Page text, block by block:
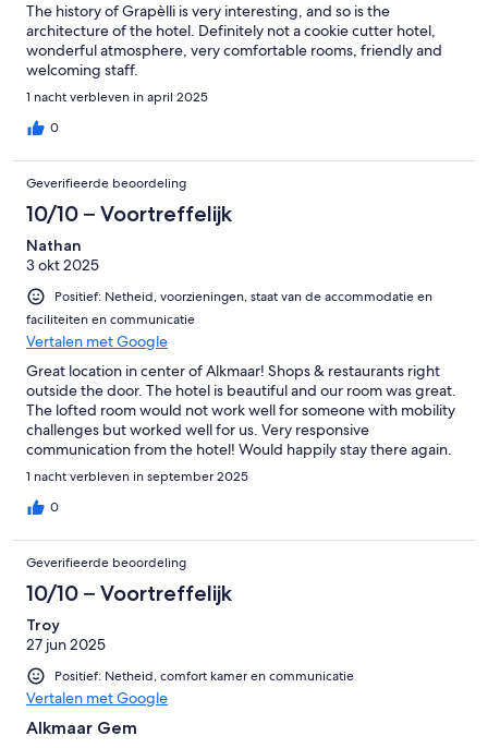
The history of Grapèlli is very interesting, and so is the
architecture of the hotel. Definitely not a cookie cutter hotel,
wonderful atmosphere, very comfortable rooms, friendly and
welcoming staff.
1 nacht verbleven in april 2025
0
Geverifieerde beoordeling
10/10 – Voortreffelijk
Nathan
3 okt 2025
Positief: Netheid, voorzieningen, staat van de accommodatie en
faciliteiten en communicatie
Vertalen met Google
Great location in center of Alkmaar! Shops & restaurants right
outside the door. The hotel is beautiful and our room was great.
The lofted room would not work well for someone with mobility
challenges but worked well for us. Very responsive
communication from the hotel! Would happily stay there again.
1 nacht verbleven in september 2025
0
Geverifieerde beoordeling
10/10 – Voortreffelijk
Troy
27 jun 2025
Positief: Netheid, comfort kamer en communicatie
Vertalen met Google
Alkmaar Gem